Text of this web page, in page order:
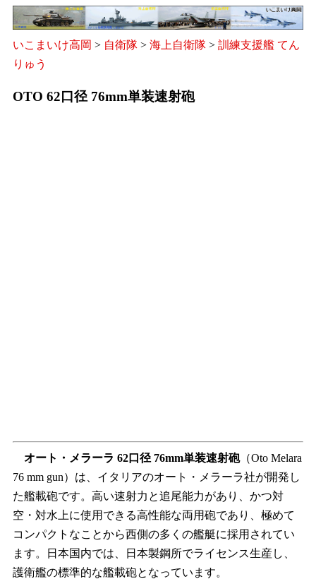
いこまいけ高岡 > 自衛隊 > 海上自衛隊 > 訓練支援艦 てん
りゅう
OTO 62口径 76mm単装速射砲
オート・メラーラ 62口径 76mm単装速射砲（Oto Melara
76 mm gun）は、イタリアのオート・メラーラ社が開発し
た艦載砲です。高い速射力と追尾能力があり、かつ対
空・対水上に使用できる高性能な両用砲であり、極めて
コンパクトなことから西側の多くの艦艇に採用されてい
ます。日本国内では、日本製鋼所でライセンス生産し、
護衛艦の標準的な艦載砲となっています。